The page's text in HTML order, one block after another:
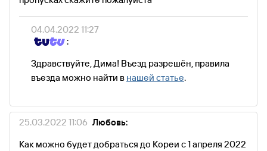
04.04.2022 11:27
:
Здравствуйте, Дима! Въезд разрешён, правила
въезда можно найти в нашей статье.
25.03.2022 11:06 Любовь:
Как можно будет добраться до Кореи с 1 апреля 2022